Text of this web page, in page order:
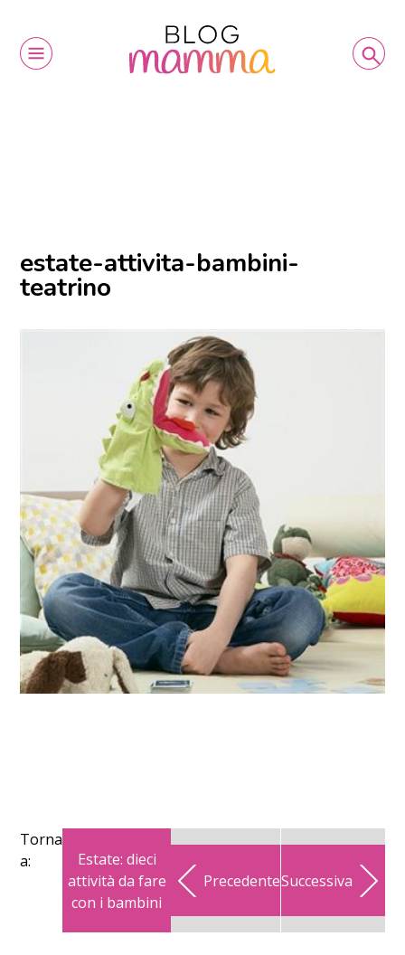
estate-attivita-bambini-
teatrino
Torna
a:
Estate: dieci
attività da fare
con i bambini
PrecedenteSuccessiva